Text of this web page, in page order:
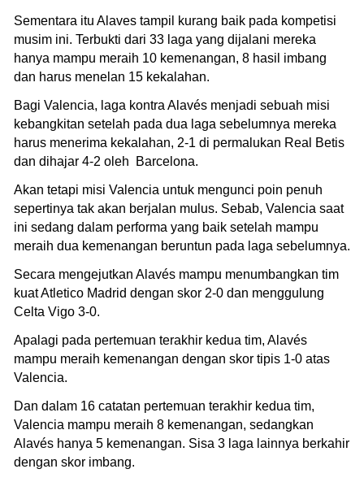
Sementara itu Alaves tampil kurang baik pada kompetisi
musim ini. Terbukti dari 33 laga yang dijalani mereka
hanya mampu meraih 10 kemenangan, 8 hasil imbang
dan harus menelan 15 kekalahan.
Bagi Valencia, laga kontra Alavés menjadi sebuah misi
kebangkitan setelah pada dua laga sebelumnya mereka
harus menerima kekalahan, 2-1 di permalukan Real Betis
dan dihajar 4-2 oleh Barcelona.
Akan tetapi misi Valencia untuk mengunci poin penuh
sepertinya tak akan berjalan mulus. Sebab, Valencia saat
ini sedang dalam performa yang baik setelah mampu
meraih dua kemenangan beruntun pada laga sebelumnya.
Secara mengejutkan Alavés mampu menumbangkan tim
kuat Atletico Madrid dengan skor 2-0 dan menggulung
Celta Vigo 3-0.
Apalagi pada pertemuan terakhir kedua tim, Alavés
mampu meraih kemenangan dengan skor tipis 1-0 atas
Valencia.
Dan dalam 16 catatan pertemuan terakhir kedua tim,
Valencia mampu meraih 8 kemenangan, sedangkan
Alavés hanya 5 kemenangan. Sisa 3 laga lainnya berkahir
dengan skor imbang.